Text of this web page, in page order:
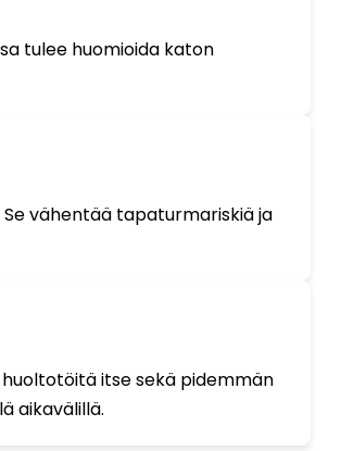
tulee huomioida katon
vähentää tapaturmariskiä ja
itse sekä pidemmän
aikavälillä.